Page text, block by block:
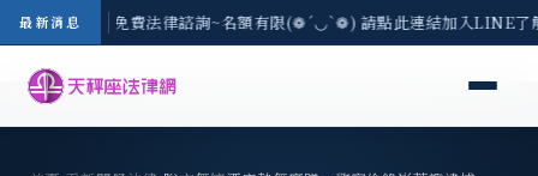
最新消息
-8/3(一) 現場免費法律諮詢~名額有限(❁´◡`❁) 請點此連結加入LINE